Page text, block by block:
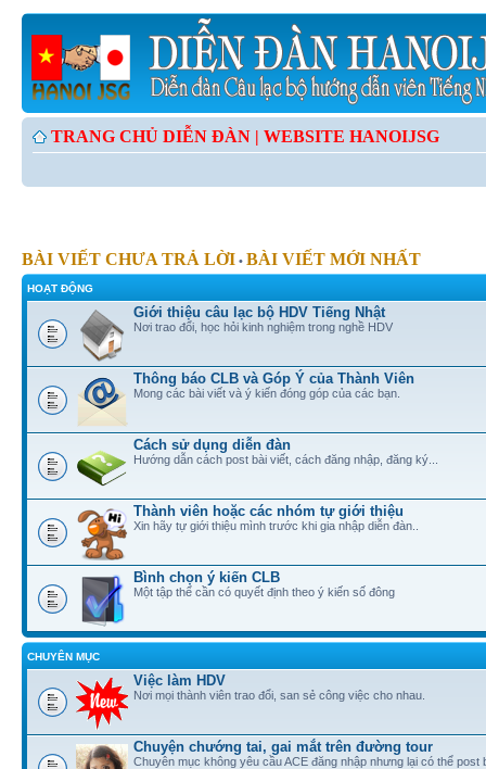
TRANG CHỦ DIỄN ĐÀN | WEBSITE HANOIJSG
BÀI VIẾT CHƯA TRẢ LỜI • BÀI VIẾT MỚI NHẤT
HOẠT ĐỘNG
Giới thiệu câu lạc bộ HDV Tiếng Nhật
Nơi trao đổi, học hỏi kinh nghiệm trong nghề HDV
Thông báo CLB và Góp Ý của Thành Viên
Mong các bài viết và ý kiến đóng góp của các bạn.
Cách sử dụng diễn đàn
Hướng dẫn cách post bài viết, cách đăng nhập, đăng ký...
Thành viên hoặc các nhóm tự giới thiệu
Xin hãy tự giới thiệu mình trước khi gia nhập diễn đàn..
Bình chọn ý kiến CLB
Một tập thể cần có quyết định theo ý kiến số đông
CHUYÊN MỤC
Việc làm HDV
Nơi mọi thành viên trao đổi, san sẻ công việc cho nhau.
Chuyện chướng tai, gai mắt trên đường tour
Chuyên mục không yêu cầu ACE đăng nhập nhưng lại có thể post